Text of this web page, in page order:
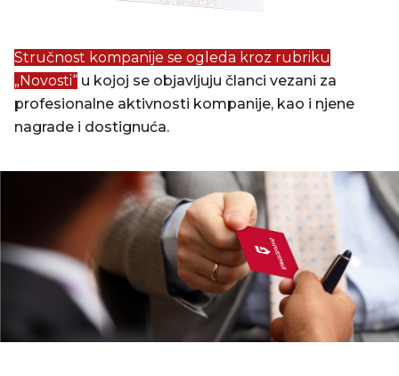
Stručnost kompanije se ogleda kroz rubriku
„Novosti“ u kojoj se objavljuju članci vezani za
profesionalne aktivnosti kompanije, kao i njene
nagrade i dostignuća.